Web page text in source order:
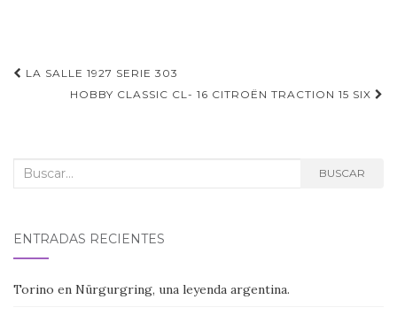
Navegación
LA SALLE 1927 SERIE 303
HOBBY CLASSIC CL- 16 CITROËN TRACTION 15 SIX
Buscar: BUSCAR
ENTRADAS RECIENTES
Torino en Nürgurgring, una leyenda argentina.